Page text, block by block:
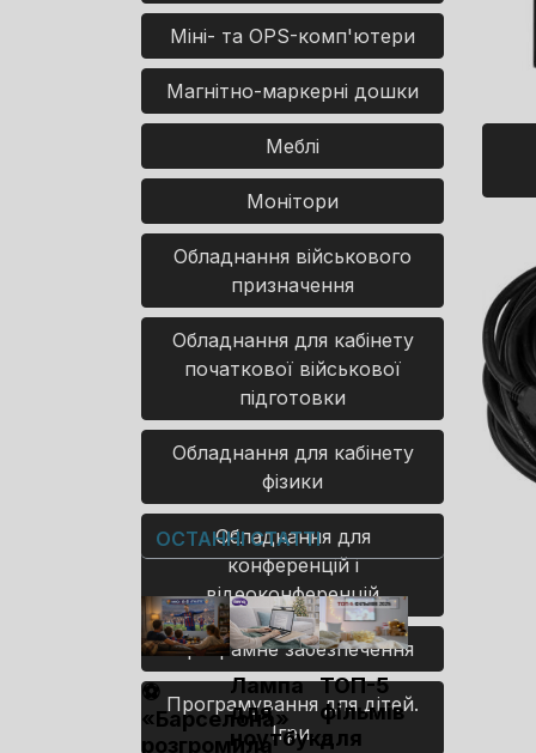
Міні- та OPS-комп'ютери
Магнітно-маркерні дошки
Меблі
Монітори
Обладнання військового
призначення
Обладнання для кабінету
початкової військової
підготовки
Обладнання для кабінету
фізики
Обладнання для
конференцій і
відеоконференцій
Програмне забезпечення
Програмування для дітей.
Ігри.
ОСТАННІ СТАТТІ
⚽
«Барселона»
розгромила
Лампа
для
ноутбука
ТОП-5
фільмів
для